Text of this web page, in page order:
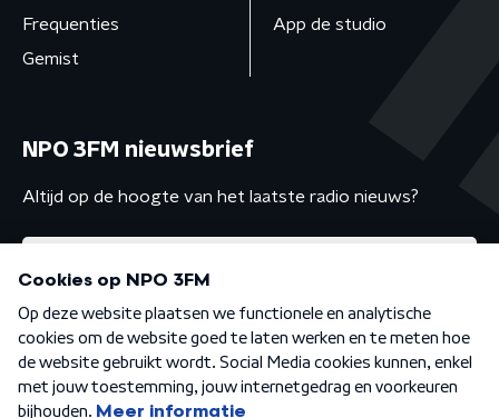
Frequenties
Gemist
App de studio
NPO 3FM nieuwsbrief
Altijd op de hoogte van het laatste radio nieuws?
Algemene voorwaarden Privacybeleid